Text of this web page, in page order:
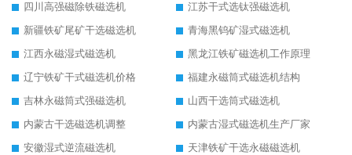
四川高强磁除铁磁选机
江苏干式选钛强磁选机
新疆铁矿尾矿干选磁选机
青海黑钨矿湿式磁选机
江西永磁湿式磁选机
黑龙江铁矿磁选机工作原理
辽宁铁矿干式磁选机价格
福建永磁筒式磁选机结构
吉林永磁筒式强磁选机
山西干选筒式磁选机
内蒙古干选磁选机调整
内蒙古湿式磁选机生产厂家
安徽湿式逆流磁选机
天津铁矿干选永磁磁选机